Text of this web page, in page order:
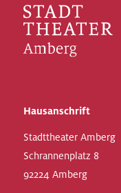
Hausanschrift
Stadttheater Amberg
Schrannenplatz 8
92224 Amberg